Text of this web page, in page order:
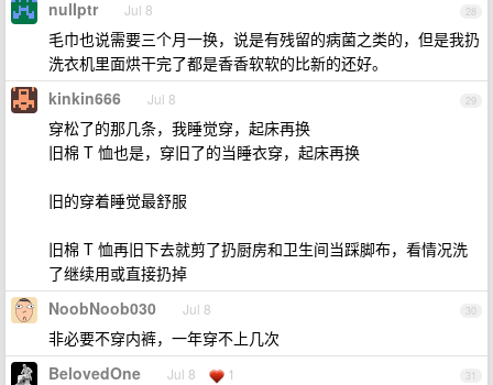
28
nulIptr Jul 8
毛巾也说需要三个月一换，说是有残留的病菌之类的，但是我扔
洗衣机里面烘干完了都是香香软软的比新的还好。
29
kinkin666 Jul 8
穿松了的那几条，我睡觉穿，起床再换
旧棉 T 恤也是，穿旧了的当睡衣穿，起床再换
旧的穿着睡觉最舒服
旧棉 T 恤再旧下去就剪了扔厨房和卫生间当踩脚布，看情况洗
了继续用或直接扔掉
30
NoobNoob030 Jul 8
非必要不穿内裤，一年穿不上几次
31
BelovedOne Jul 8 1